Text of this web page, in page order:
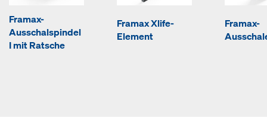
Framax-
Ausschalspindel
I mit Ratsche
Framax Xlife-
Element
Framax-